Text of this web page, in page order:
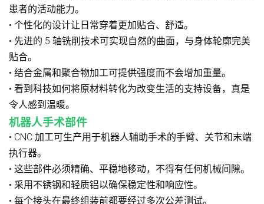
患者的活动能力。
• 个性化的设计让日常穿着更加贴合、舒适。
• 先进的 5 轴铣削技术可实现自然的曲面，与身体轮廓完美
贴合。
• 结合金属和聚合物加工可提供强度而不会增加重量。
• 看到科技如何将原材料转化为改变生活的支持设备，真是
令人感到温暖。
机器人手术部件
• CNC 加工可生产用于机器人辅助手术的手臂、关节和末端
执行器。
• 这些部件必须精确、平稳地移动，不得有任何机械间隙。
• 采用不锈钢和轻质铝以确保稳定性和响应性。
• 每个接头在最终组装前都要经过多次公差测试。